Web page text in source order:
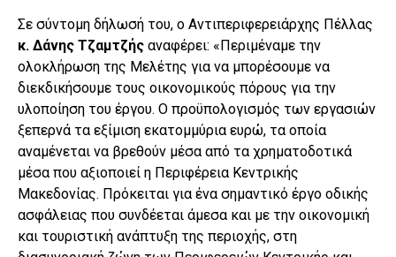
Σε σύντομη δήλωσή του, ο Αντιπεριφερειάρχης Πέλλας
κ. Δάνης Τζαμτζής αναφέρει: «Περιμέναμε την
ολοκλήρωση της Μελέτης για να μπορέσουμε να
διεκδικήσουμε τους οικονομικούς πόρους για την
υλοποίηση του έργου. Ο προϋπολογισμός των εργασιών
ξεπερνά τα εξίμιση εκατομμύρια ευρώ, τα οποία
αναμένεται να βρεθούν μέσα από τα χρηματοδοτικά
μέσα που αξιοποιεί η Περιφέρεια Κεντρικής
Μακεδονίας. Πρόκειται για ένα σημαντικό έργο οδικής
ασφάλειας που συνδέεται άμεσα και με την οικονομική
και τουριστική ανάπτυξη της περιοχής, στη